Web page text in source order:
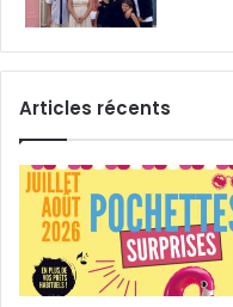
Articles récents